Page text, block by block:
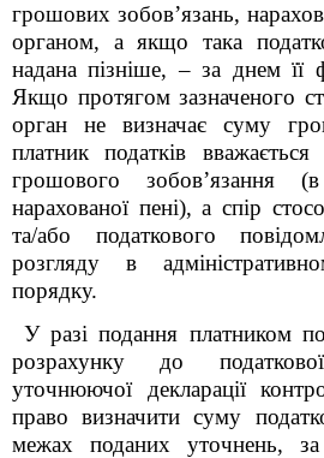
грошових зобов’язань,
органом, а якщо така
надана пізніше, – за днем її
Якщо протягом зазначеного
орган не визначає суму
платник податків
грошового зобов’язання
нарахованої пені), а спір
та/або податкового
розгляду в
порядку.
У разі подання платником
розрахунку до
уточнюючої декларації
право визначити суму
межах поданих уточнень,